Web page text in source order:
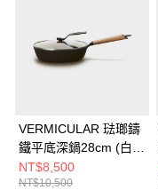
VERMICULAR 琺瑯鑄
鐵平底深鍋28cm (白橡
木)+鍋蓋
NT$8,500
NT$10,500